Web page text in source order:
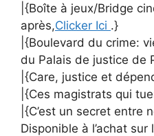
|{Boîte à jeux/Bridge
après,Clicker Ici .}
|{Boulevard du crime:
du Palais de justice de
|{Care, justice et
|{Ces magistrats qui
|{C’est un secret entre
Disponible à l’achat